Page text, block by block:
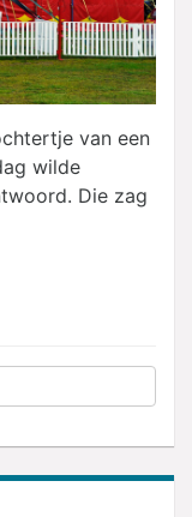
van een
wilde
Die zag